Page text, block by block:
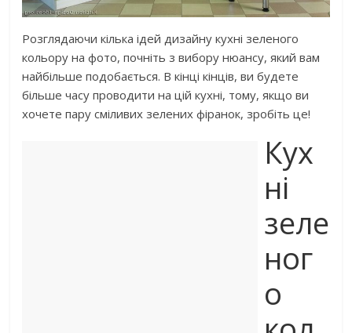
Розглядаючи кілька ідей дизайну кухні зеленого
кольору на фото, почніть з вибору нюансу, який вам
найбільше подобається. В кінці кінців, ви будете
більше часу проводити на цій кухні, тому, якщо ви
хочете пару сміливих зелених фіранок, зробіть це!
Кух
ні
зеле
ног
о